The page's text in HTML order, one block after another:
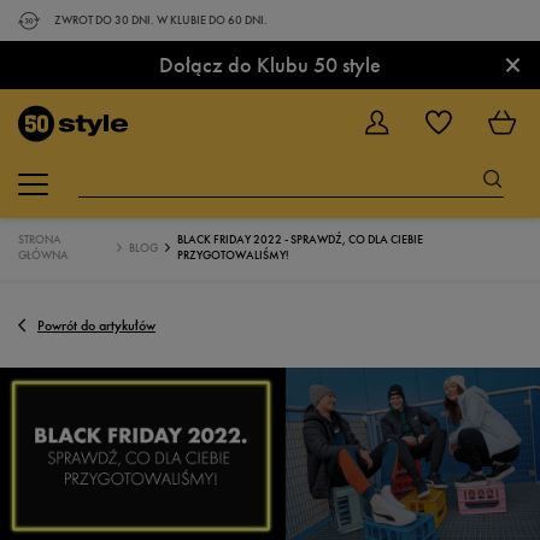
ZWROT DO 30 DNI. W KLUBIE DO 60 DNI.
Dołącz do Klubu 50 style ×
STRONA
GŁÓWNA
BLOG
BLACK FRIDAY 2022 - SPRAWDŹ, CO DLA CIEBIE
PRZYGOTOWALIŚMY!
Powrót do artykułów